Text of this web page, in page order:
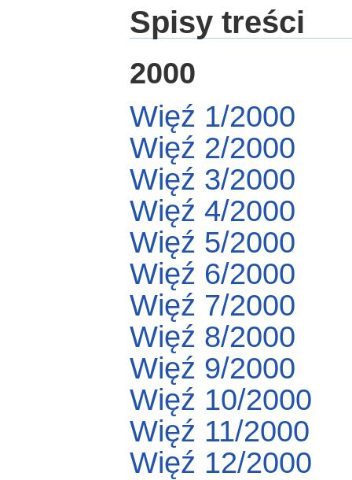
Spisy treści
2000
Więź 1/2000
Więź 2/2000
Więź 3/2000
Więź 4/2000
Więź 5/2000
Więź 6/2000
Więź 7/2000
Więź 8/2000
Więź 9/2000
Więź 10/2000
Więź 11/2000
Więź 12/2000